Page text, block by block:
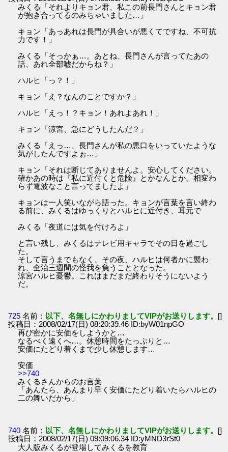
みくる「それよりキョン君、私この前長門さんとキョン君
が抱き合ってるのみちゃいました…」
キョン「あっあれは長門が具合いが悪くてですね、不可抗
力です！」
みくる「そっかぁ…。あとね、長門さんが言ってたあの
話、あれ全部嘘だからね？」
ハルヒ「っ？！」
キョン「え？なんのことですか？」
ハルヒ「えっ！？キョン！あれよあれ！」
キョン「涼宮、急にどうしたんだ？」
みくる「えっ…、長門さんが私の悪口をいっていたような
気がしたんですよぉ…」
キョン「それは断じてありませんよ。安心してください。
確かあの時は『私に近付くと危険』とかなんとか。相変わ
らず電波なこと言ってましたよ」
キョンは一人笑いながら語った。キョンが言葉を言い終わ
る前に、みくるはゆっくりとハルヒに近付き、耳元で
みくる「夜道には気を付けろよ」
と言い残し、みくるはテレビ用キャラでその日を過ごし
た。
そして言うまでもなく、その夜、ハルヒは何者かに襲わ
れ、全治三週間の怪我を負うこととなった。
涼宮ハルヒ憂鬱。これはまだまだ終わりそうにないよう
だ。
725 名前： 以下、名無しにかわりましてVIPがお送りします。 []
投稿日：2008/02/17(日) 08:20:39.46 ID:byW01npGO
再び密かに安価をしようかと…
なるべく遠くへ…。休憩時間をたっぷりと…
安価にたどり着くまで少し休憩します…
安価
>>740
みくるさんからのお言葉
「あんたら、あんまり早く安価にたどり着いたらハルヒの
二の舞いだから」
740 名前： 以下、名無しにかわりましてVIPがお送りします。 []
投稿日：2008/02/17(日) 09:09:06.34 ID:yMND3rSt0
大人版みくるが登場してみくるを教育